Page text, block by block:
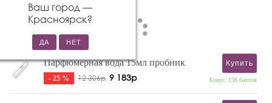
Ваш город —
Красноярск?
Парфюмерная вода 15мл пробник
- 25 % 12 306р 9 183р
Купить
Бонус: 138 баллов